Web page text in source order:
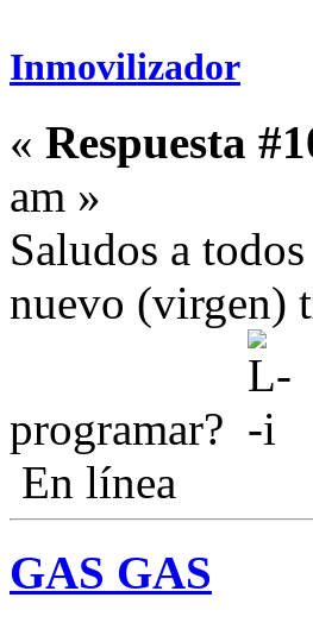
Inmovilizador
« Respuesta
am »
Saludos a
nuevo (virgen)
programar?
En línea
GAS GAS